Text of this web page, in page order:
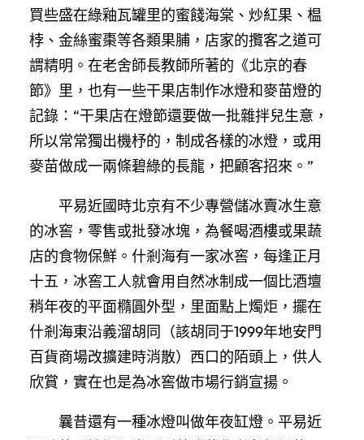
買些盛在綠釉瓦罐里的蜜餞海棠、炒紅果、榅
桲、金絲蜜棗等各類果脯，店家的攬客之道可
謂精明。在老舍師長教師所著的《北京的春
節》里，也有一些干果店制作冰燈和麥苗燈的
記錄：“干果店在燈節還要做一批雜拌兒生意，
所以常常獨出機杼的，制成各樣的冰燈，或用
麥苗做成一兩條碧綠的長龍，把顧客招來。”
平易近國時北京有不少專營儲冰賣冰生意
的冰窖，零售或批發冰塊，為餐喝酒樓或果蔬
店的食物保鮮。什剎海有一家冰窖，每逢正月
十五，冰窖工人就會用自然冰制成一個比酒壇
稍年夜的平面橢圓外型，里面點上燭炬，擺在
什剎海東沿義溜胡同（該胡同于1999年地安門
百貨商場改擴建時消散）西口的陌頭上，供人
欣賞，實在也是為冰窖做市場行銷宣揚。
曩昔還有一種冰燈叫做年夜缸燈。平易近